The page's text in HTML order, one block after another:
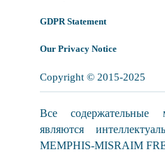
GDPR Statement
Our Privacy Notice
Copyright © 2015-2025
Все содержательные
являются
MEMPHIS-MISRAIM